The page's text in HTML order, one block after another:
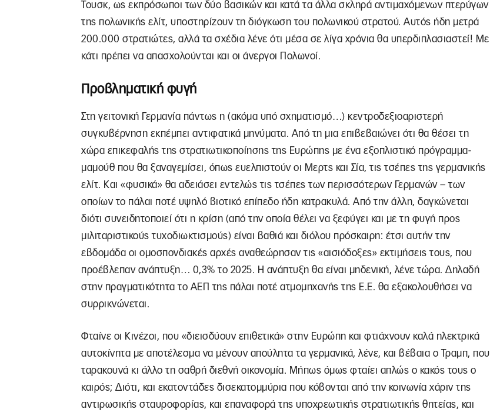
Τουσκ, ως εκπρόσωποι των δύο βασικών και κατά τα άλλα σκληρά αντιμαχόμενων πτερύγων
της πολωνικής ελίτ, υποστηρίζουν τη διόγκωση του πολωνικού στρατού. Αυτός ήδη μετρά
200.000 στρατιώτες, αλλά τα σχέδια λένε ότι μέσα σε λίγα χρόνια θα υπερδιπλασιαστεί! Με
κάτι πρέπει να απασχολούνται και οι άνεργοι Πολωνοί.
Προβληματική φυγή
Στη γειτονική Γερμανία πάντως η (ακόμα υπό σχηματισμό…) κεντροδεξιοαριστερή
συγκυβέρνηση εκπέμπει αντιφατικά μηνύματα. Από τη μια επιβεβαιώνει ότι θα θέσει τη
χώρα επικεφαλής της στρατιωτικοποίησης της Ευρώπης με ένα εξοπλιστικό πρόγραμμα-
μαμούθ που θα ξαναγεμίσει, όπως ευελπιστούν οι Μερτς και Σία, τις τσέπες της γερμανικής
ελίτ. Και «φυσικά» θα αδειάσει εντελώς τις τσέπες των περισσότερων Γερμανών – των
οποίων το πάλαι ποτέ υψηλό βιοτικό επίπεδο ήδη κατρακυλά. Από την άλλη, δαγκώνεται
διότι συνειδητοποιεί ότι η κρίση (από την οποία θέλει να ξεφύγει και με τη φυγή προς
μιλιταριστικούς τυχοδιωκτισμούς) είναι βαθιά και διόλου πρόσκαιρη: έτσι αυτήν την
εβδομάδα οι ομοσπονδιακές αρχές αναθεώρησαν τις «αισιόδοξες» εκτιμήσεις τους, που
προέβλεπαν ανάπτυξη… 0,3% το 2025. Η ανάπτυξη θα είναι μηδενική, λένε τώρα. Δηλαδή
στην πραγματικότητα το ΑΕΠ της πάλαι ποτέ ατμομηχανής της Ε.Ε. θα εξακολουθήσει να
συρρικνώνεται.
Φταίνε οι Κινέζοι, που «διεισδύουν επιθετικά» στην Ευρώπη και φτιάχνουν καλά ηλεκτρικά
αυτοκίνητα με αποτέλεσμα να μένουν απούλητα τα γερμανικά, λένε, και βέβαια ο Τραμπ, που
ταρακουνά κι άλλο τη σαθρή διεθνή οικονομία. Μήπως όμως φταίει απλώς ο κακός τους ο
καιρός; Διότι, και εκατοντάδες δισεκατομμύρια που κόβονται από την κοινωνία χάριν της
αντιρωσικής σταυροφορίας, και επαναφορά της υποχρεωτικής στρατιωτικής θητείας, και